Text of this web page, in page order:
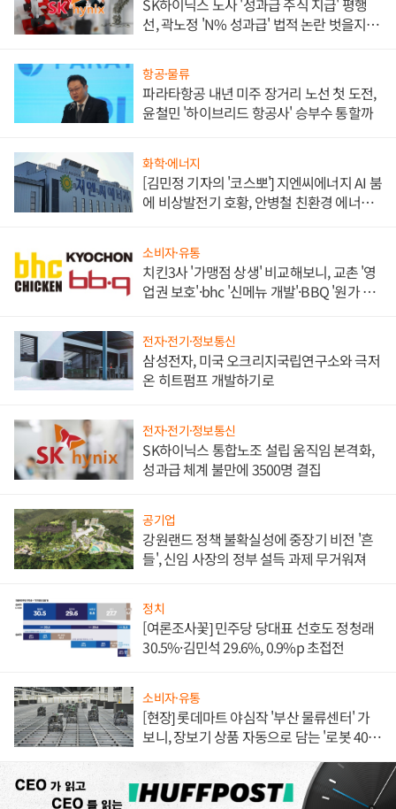
SK하이닉스 노사 '성과급 주식 지급' 평행
선, 곽노정 'N% 성과급' 법적 논란 벗을지 주
항공·물류
파라타항공 내년 미주 장거리 노선 첫 도전,
윤철민 '하이브리드 항공사' 승부수 통할까
화학·에너지
[김민정 기자의 '코스뽀'] 지엔씨에너지 AI 붐
에 비상발전기 호황, 안병철 친환경 에너지
소비자·유통
치킨3사 '가맹점 상생' 비교해보니, 교촌 '영
업권 보호'·bhc '신메뉴 개발'·BBQ '원가 부
전자·전기·정보통신
삼성전자, 미국 오크리지국립연구소와 극저
온 히트펌프 개발하기로
전자·전기·정보통신
SK하이닉스 통합노조 설립 움직임 본격화,
성과급 체계 불만에 3500명 결집
공기업
강원랜드 정책 불확실성에 중장기 비전 '흔
들', 신임 사장의 정부 설득 과제 무거워져
정치
[여론조사꽃] 민주당 당대표 선호도 정청래
30.5%·김민석 29.6%, 0.9%p 초접전
소비자·유통
[현장] 롯데마트 야심작 '부산 물류센터' 가
보니, 장보기 상품 자동으로 담는 '로봇 400